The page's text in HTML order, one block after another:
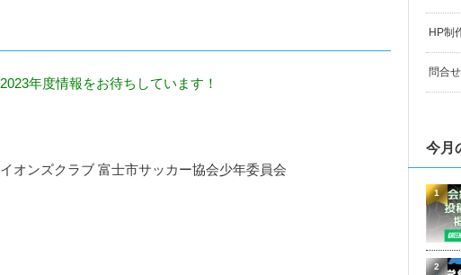
年度情報をお待ちしています！
オンズクラブ 富士市サッカー協会少年委員会
HP制
問合せ
今月
1
2